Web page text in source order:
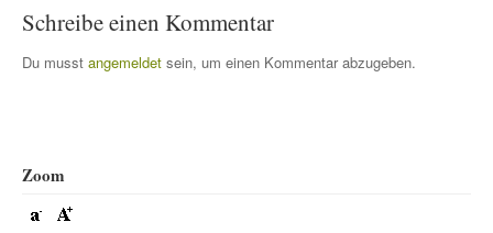
Schreibe einen Kommentar
Du musst angemeldetsein, um einen Kommentar abzugeben.
Zoom